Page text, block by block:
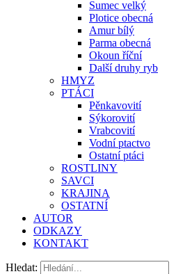
Sumec velký
Plotice obecná
Amur bílý
Parma obecná
Okoun říční
Další druhy ryb
HMYZ
PTÁCI
Pěnkavovití
Sýkorovití
Vrabcovití
Vodní ptactvo
Ostatní ptáci
ROSTLINY
SAVCI
KRAJINA
OSTATNÍ
AUTOR
ODKAZY
KONTAKT
Hledat: